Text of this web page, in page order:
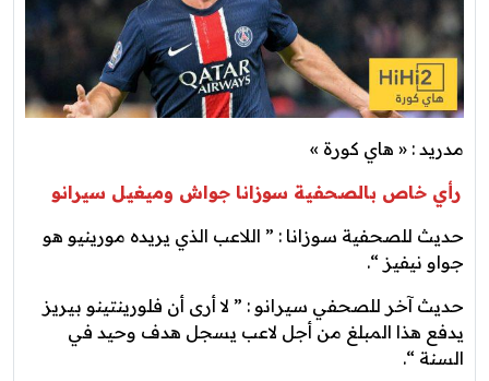
مدريد : « هاي كورة »
رأي خاص بالصحفية سوزانا جواش وميغيل سيرانو
حديث للصحفية سوزانا : ” اللاعب الذي يريده مورينيو هو
جواو نيفيز “.
حديث آخر للصحفي سيرانو : ” لا أرى أن فلورينتينو بيريز
يدفع هذا المبلغ من أجل لاعب يسجل هدف وحيد في
السنة “.